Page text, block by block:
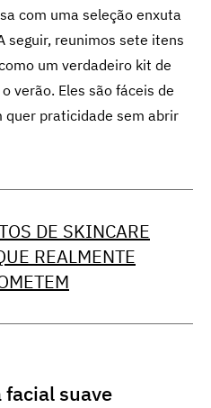
com uma seleção enxuta
seguir, reunimos sete itens
um verdadeiro kit de
verão. Eles são fáceis de
quer praticidade sem abrir
DE SKINCARE
REALMENTE
facial suave